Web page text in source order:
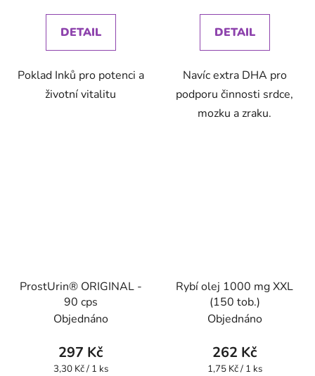
DETAIL
Poklad Inků pro potenci a
životní vitalitu
DETAIL
Navíc extra DHA pro
podporu činnosti srdce,
mozku a zraku.
ProstUrin® ORIGINAL -
90 cps
Objednáno
297 Kč
Měrná
3,30 Kč / 1 ks
Rybí olej 1000 mg XXL
(150 tob.)
Objednáno
262 Kč
Měrná
1,75 Kč / 1 ks